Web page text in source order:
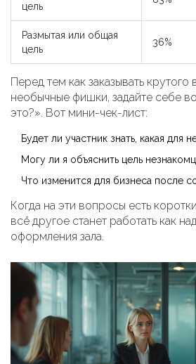
цель
Размытая или общая
цель
36%
Перед тем как заказывать крутого
необычные фишки, задайте себе
это?». Вот мини-чек-лист:
Будет ли участник знать, какая для
Могу ли я объяснить цель
Что изменится для бизнеса после
Когда на эти вопросы есть
всё другое станет работать как
оформления зала.